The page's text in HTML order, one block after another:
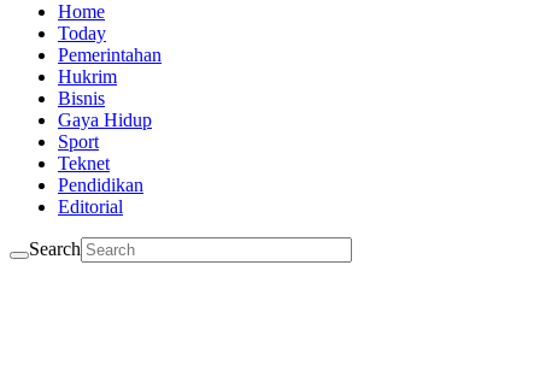
Home
Today
Pemerintahan
Hukrim
Bisnis
Gaya Hidup
Sport
Teknet
Pendidikan
Editorial
Search